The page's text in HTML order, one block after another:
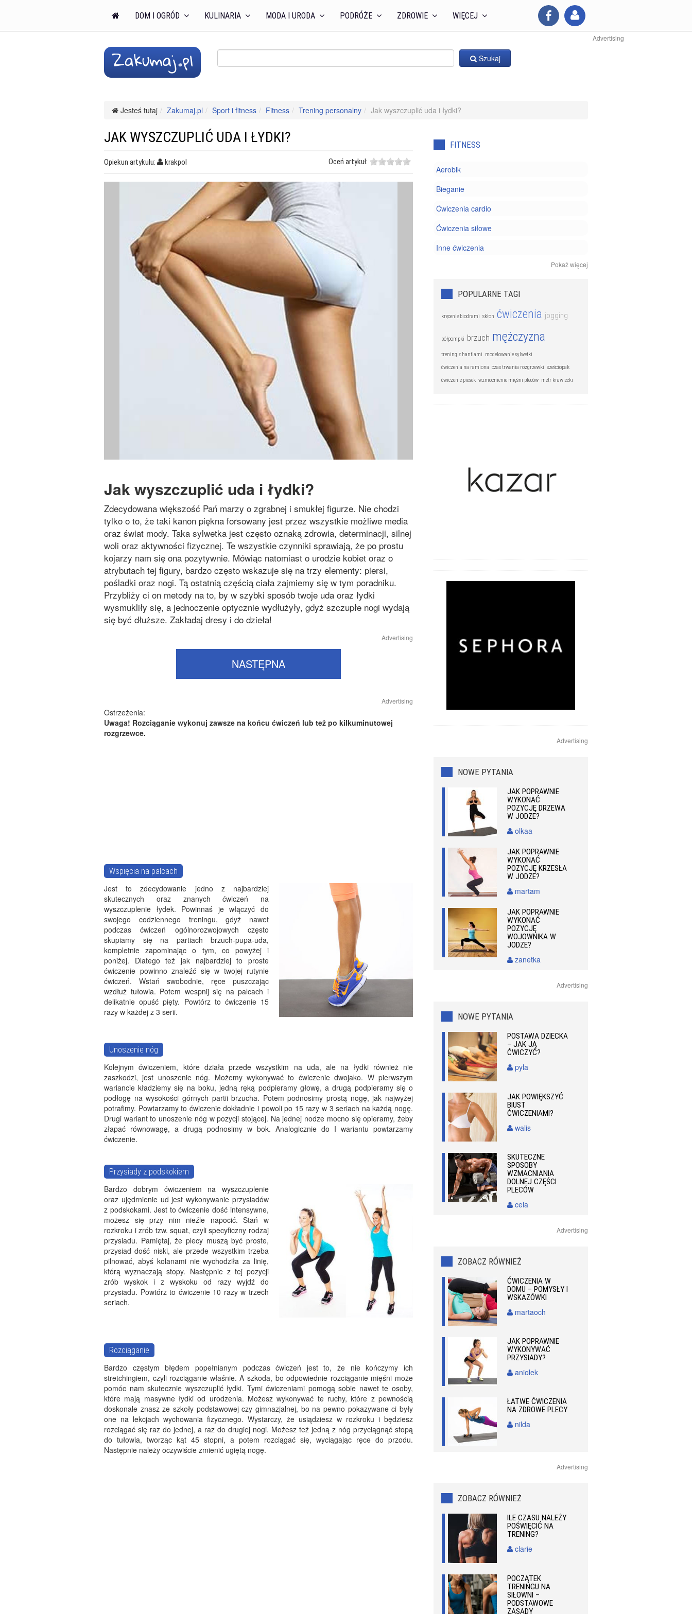
DOM I OGRÓD KULINARIA MODA I URODA PODRÓŻE ZDROWIE WIĘCEJ
Advertising
Szukaj
Jesteś tutaj Zakumaj.pl Sport i fitness Fitness Trening personalny Jak wyszczuplić uda i łydki?
JAK WYSZCZUPLIĆ UDA I ŁYDKI?
Opiekun artykułu: krakpol Oceń artykuł:
Jak wyszczuplić uda i łydki?
Zdecydowana większość Pań marzy o zgrabnej i smukłej figurze. Nie chodzi
tylko o to, że taki kanon piękna forsowany jest przez wszystkie możliwe media
oraz świat mody. Taka sylwetka jest często oznaką zdrowia, determinacji, silnej
woli oraz aktywności fizycznej. Te wszystkie czynniki sprawiają, że po prostu
kojarzy nam się ona pozytywnie. Mówiąc natomiast o urodzie kobiet oraz o
atrybutach tej figury, bardzo często wskazuje się na trzy elementy: piersi,
pośladki oraz nogi. Tą ostatnią częścią ciała zajmiemy się w tym poradniku.
Przybliży ci on metody na to, by w szybki sposób twoje uda oraz łydki
wysmukliły się, a jednoczenie optycznie wydłużyły, gdyż szczupłe nogi wydają
się być dłuższe. Zakładaj dresy i do dzieła!
Advertising
NASTĘPNA
Advertising
Ostrzeżenia:
Uwaga! Rozciąganie wykonuj zawsze na końcu ćwiczeń lub też po kilkuminutowej
rozgrzewce.
Wspięcia na palcach
Jest to zdecydowanie jedno z najbardziej
skutecznych oraz znanych ćwiczeń na
wyszczuplenie łydek. Powinnaś je włączyć do
swojego codziennego treningu, gdyż nawet
podczas ćwiczeń ogólnorozwojowych często
skupiamy się na partiach brzuch-pupa-uda,
kompletnie zapominając o tym, co powyżej i
poniżej. Dlatego też jak najbardziej to proste
ćwiczenie powinno znaleźć się w twojej rutynie
ćwiczeń. Wstań swobodnie, ręce puszczając
wzdłuż tułowia. Potem wespnij się na palcach i
delikatnie opuść pięty. Powtórz to ćwiczenie 15
razy w każdej z 3 serii.
Unoszenie nóg
Kolejnym ćwiczeniem, które działa przede wszystkim na uda, ale na łydki również nie
zaszkodzi, jest unoszenie nóg. Możemy wykonywać to ćwiczenie dwojako. W pierwszym
wariancie kładziemy się na boku, jedną ręką podpieramy głowę, a drugą podpieramy się o
podłogę na wysokości górnych partii brzucha. Potem podnosimy prostą nogę, jak najwyżej
potrafimy. Powtarzamy to ćwiczenie dokładnie i powoli po 15 razy w 3 seriach na każdą nogę.
Drugi wariant to unoszenie nóg w pozycji stojącej. Na jednej nodze mocno się opieramy, żeby
złapać równowagę, a drugą podnosimy w bok. Analogicznie do I wariantu powtarzamy
ćwiczenie.
Przysiady z podskokiem
Bardzo dobrym ćwiczeniem na wyszczuplenie
oraz ujędrnienie ud jest wykonywanie przysiadów
z podskokami. Jest to ćwiczenie dość intensywne,
możesz się przy nim nieźle napocić. Stań w
rozkroku i zrób tzw. squat, czyli specyficzny rodzaj
przysiadu. Pamiętaj, że plecy muszą być proste,
przysiad dość niski, ale przede wszystkim trzeba
pilnować, abyś kolanami nie wychodziła za linię,
którą wyznaczają stopy. Następnie z tej pozycji
zrób wyskok i z wyskoku od razy wyjdź do
przysiadu. Powtórz to ćwiczenie 10 razy w trzech
seriach.
Rozciąganie
Bardzo częstym błędem popełnianym podczas ćwiczeń jest to, że nie kończymy ich
stretchingiem, czyli rozciąganie właśnie. A szkoda, bo odpowiednie rozciąganie mięśni może
pomóc nam skutecznie wyszczuplić łydki. Tymi ćwiczeniami pomogą sobie nawet te osoby,
które mają masywne łydki od urodzenia. Możesz wykonywać te ruchy, które z pewnością
doskonale znasz ze szkoły podstawowej czy gimnazjalnej, bo na pewno pokazywane ci były
one na lekcjach wychowania fizycznego. Wystarczy, że usiądziesz w rozkroku i będziesz
rozciągać się raz do jednej, a raz do drugiej nogi. Możesz też jedną z nóg przyciągnąć stopą
do tułowia, tworząc kąt 45 stopni, a potem rozciągać się, wyciągając ręce do przodu.
Następnie należy oczywiście zmienić ugiętą nogę.
FITNESS
Aerobik
Bieganie
Ćwiczenia cardio
Ćwiczenia siłowe
Inne ćwiczenia
Trening personalny
Pokaż więcej
POPULARNE TAGI
kręcenie biodrami skłon ćwiczenia jogging
półpompki brzuch mężczyzna
trening z hantlami modelowanie sylwetki
ćwiczenia na ramiona czas trwania rozgrzewki sześciopak
ćwiczenie piesek wzmocnienie mięśni pleców metr krawiecki
Advertising
NOWE PYTANIA
JAK POPRAWNIE
WYKONAĆ
POZYCJĘ DRZEWA
W JODZE?
olkaa
JAK POPRAWNIE
WYKONAĆ
POZYCJĘ KRZESŁA
W JODZE?
martam
JAK POPRAWNIE
WYKONAĆ
POZYCJĘ
WOJOWNIKA W
JODZE?
zanetka
Advertising
NOWE PYTANIA
POSTAWA DZIECKA
– JAK JĄ
ĆWICZYĆ?
pyla
JAK POWIĘKSZYĆ
BIUST
ĆWICZENIAMI?
walis
SKUTECZNE
SPOSOBY
WZMACNIANIA
DOLNEJ CZĘŚCI
PLECÓW
cela
Advertising
ZOBACZ RÓWNIEŻ
ĆWICZENIA W
DOMU – POMYSŁY I
WSKAZÓWKI
martaoch
JAK POPRAWNIE
WYKONYWAĆ
PRZYSIADY?
aniolek
ŁATWE ĆWICZENIA
NA ZDROWE PLECY
nilda
Advertising
ZOBACZ RÓWNIEŻ
ILE CZASU NALEŻY
POŚWIĘCIĆ NA
TRENING?
clarie
POCZĄTEK
TRENINGU NA
SIŁOWNI –
PODSTAWOWE
ZASADY